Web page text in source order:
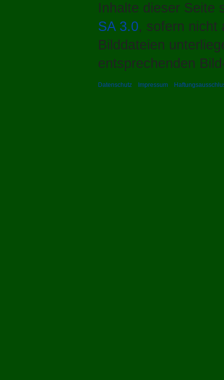
Inhalte dieser Seite
SA 3.0, sofern nicht
Bilddateien
entsprechenden
Datenschutz Impressum